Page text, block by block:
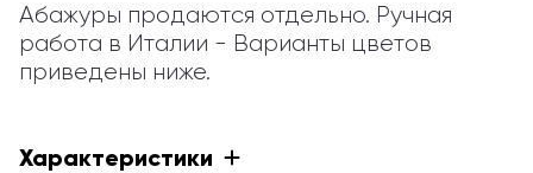
Абажуры продаются отдельно. Ручная
работа в Италии - Варианты цветов
приведены ниже.
Характеристики